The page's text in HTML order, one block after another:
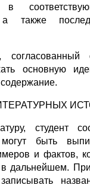
в
также
основную
студент
быть
и фактов,
в дальнейшем.